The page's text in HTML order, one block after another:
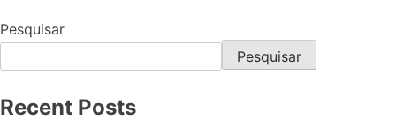
Pesquisar
Pesquisar
Recent Posts